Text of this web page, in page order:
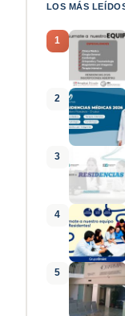
LOS MÁS
1
2
3
4
5